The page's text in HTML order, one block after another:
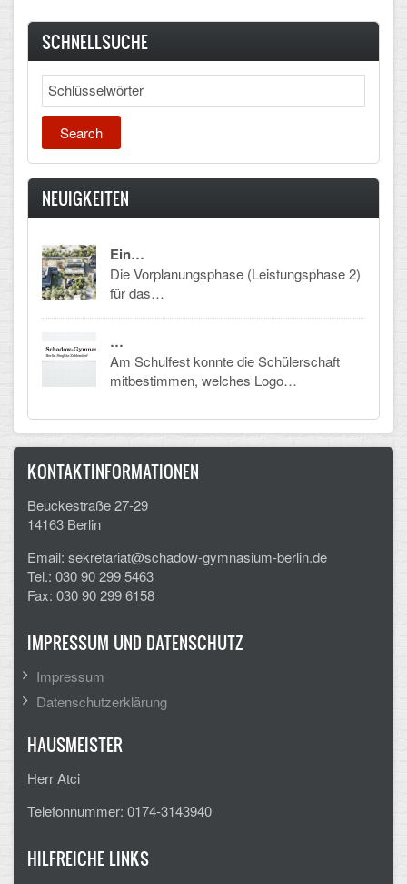
TERMINE
CLOUD
Lernraum Berlin
Nextcloud (Eigene Dateien und Tauschordner)
Gitlab
SCHNELLSUCHE
Search
NEUIGKEITEN
Ein…
Die Vorplanungsphase (Leistungsphase 2)
für das…
…
Am Schulfest konnte die Schülerschaft
mitbestimmen, welches Logo…
KONTAKTINFORMATIONEN
Beuckestraße 27-29
14163 Berlin
Email: sekretariat@schadow-gymnasium-berlin.de
Tel.: 030 90 299 5463
Fax: 030 90 299 6158
IMPRESSUM UND DATENSCHUTZ
Impressum
Datenschutzerklärung
HAUSMEISTER
Herr Atci
Telefonnummer: 0174-3143940
HILFREICHE LINKS